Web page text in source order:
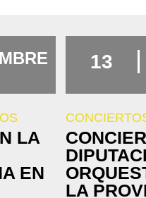
LA
EN
13
LA